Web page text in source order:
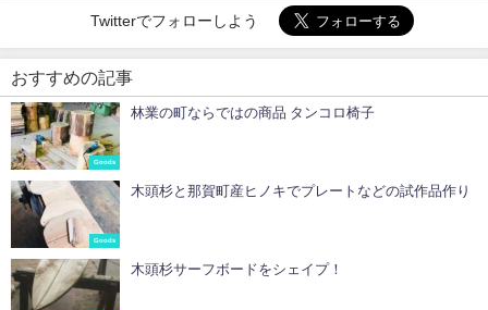
Twitterでフォローしよう
おすすめの記事
Goods
林業の町ならではの商品 タンコロ椅子
Goods
木頭杉と那賀町産ヒノキでプレートなどの試作品作り
木頭杉サーフボードをシェイプ！